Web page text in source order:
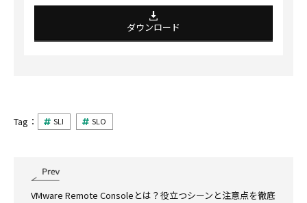
ダウンロード
Tag： SLI SLO
VMware Remote Consoleとは？役立つシーンと注意点を徹底